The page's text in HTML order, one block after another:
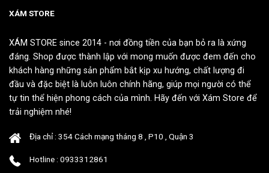
thể.
tùy
có
thể
được
chọn
trên
sản
tùy
chọn
có
thể
được
chọn
sản
XÁM STORE
XÁM STORE since 2014 - nơi đồng tiền của bạn bỏ ra là xứng
đáng. Shop được thành lập với mong muốn được đem đến cho
khách hàng những sản phẩm bắt kịp xu hướng, chất lượng đi
đầu và đặc biệt là luôn luôn chính hãng, giúp mọi người có thể
tự tin thể hiện phong cách của mình. Hãy đến với Xám Store để
trải nghiệm nhé!
Địa chỉ : 354 Cách mạng tháng 8 , P10 , Quận 3
Hotline : 0933312861